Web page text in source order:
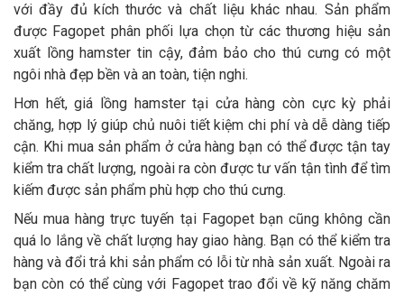
với đầy đủ kích thước và chất liệu khác nhau. Sản phẩm
được Fagopet phân phối lựa chọn từ các thương hiệu sản
xuất lồng hamster tin cậy, đảm bảo cho thú cưng có một
ngôi nhà đẹp bền và an toàn, tiện nghi.
Hơn hết, giá lồng hamster tại cửa hàng còn cực kỳ phải
chăng, hợp lý giúp chủ nuôi tiết kiệm chi phí và dễ dàng tiếp
cận. Khi mua sản phẩm ở cửa hàng bạn có thể được tận tay
kiểm tra chất lượng, ngoài ra còn được tư vấn tận tình để tìm
kiếm được sản phẩm phù hợp cho thú cưng.
Nếu mua hàng trực tuyến tại Fagopet bạn cũng không cần
quá lo lắng về chất lượng hay giao hàng. Bạn có thể kiểm tra
hàng và đổi trả khi sản phẩm có lỗi từ nhà sản xuất. Ngoài ra
bạn còn có thể cùng với Fagopet trao đổi về kỹ năng chăm